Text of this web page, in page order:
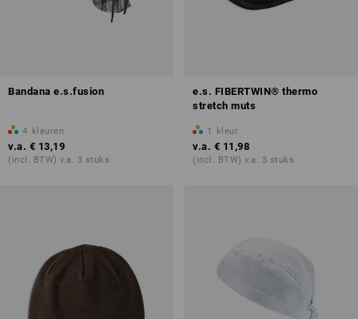
Bandana e.s.fusion
4 kleuren
v.a. € 13,19
(incl. BTW) v.a. 3 stuks
e.s. FIBERTWIN® thermo
stretch muts
1 kleur
v.a. € 11,98
(incl. BTW) v.a. 3 stuks